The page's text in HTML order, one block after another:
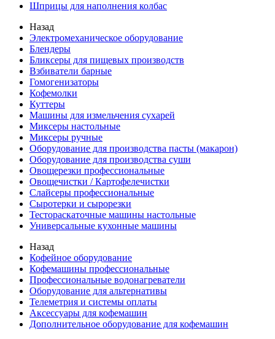
Шприцы для наполнения колбас
Назад
Электромеханическое оборудование
Блендеры
Бликсеры для пищевых производств
Взбиватели барные
Гомогенизаторы
Кофемолки
Куттеры
Машины для измельчения сухарей
Миксеры настольные
Миксеры ручные
Оборудование для производства пасты (макарон)
Оборудование для производства суши
Овощерезки профессиональные
Овощечистки / Картофелечистки
Слайсеры профессиональные
Сыротерки и сырорезки
Тестораскаточные машины настольные
Универсальные кухонные машины
Назад
Кофейное оборудование
Кофемашины профессиональные
Профессиональные водонагреватели
Оборудование для альтернативы
Телеметрия и системы оплаты
Аксессуары для кофемашин
Дополнительное оборудование для кофемашин